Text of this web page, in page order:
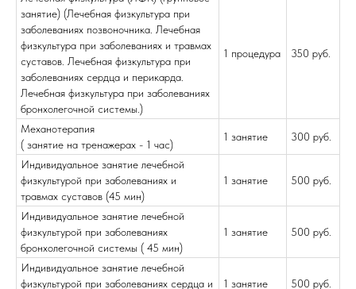
занятие) (Лечебная физкультура при
заболеваниях позвоночника. Лечебная
физкультура при заболеваниях и травмах
суставов. Лечебная физкультура при
заболеваниях сердца и перикарда.
Лечебная физкультура при заболеваниях
бронхолегочной системы.)
1 процедура 350 руб.
Механотерапия
( занятие на тренажерах - 1 час)
1 занятие 300 руб.
Индивидуальное занятие лечебной
физкультурой при заболеваниях и
травмах суставов (45 мин)
1 занятие 500 руб.
Индивидуальное занятие лечебной
физкультурой при заболеваниях
бронхолегочной системы ( 45 мин)
1 занятие 500 руб.
Индивидуальное занятие лечебной
физкультурой при заболеваниях сердца и
1 занятие 500 руб.